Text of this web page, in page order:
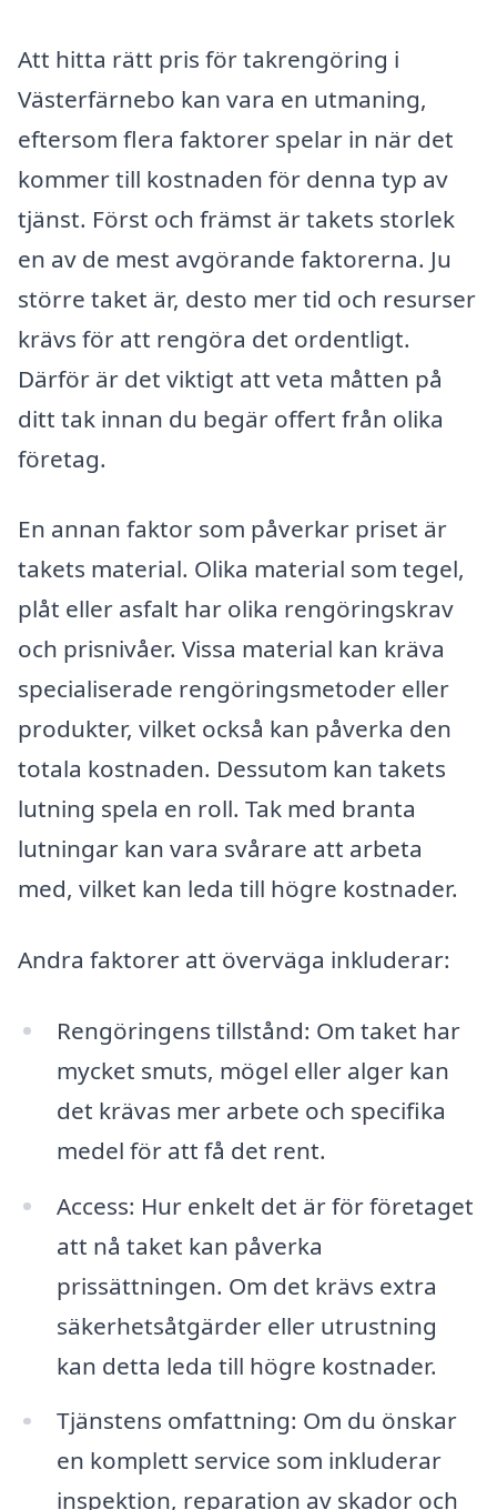
Att hitta rätt pris för takrengöring i
Västerfärnebo kan vara en utmaning,
eftersom flera faktorer spelar in när det
kommer till kostnaden för denna typ av
tjänst. Först och främst är takets storlek
en av de mest avgörande faktorerna. Ju
större taket är, desto mer tid och resurser
krävs för att rengöra det ordentligt.
Därför är det viktigt att veta måtten på
ditt tak innan du begär offert från olika
företag.
En annan faktor som påverkar priset är
takets material. Olika material som tegel,
plåt eller asfalt har olika rengöringskrav
och prisnivåer. Vissa material kan kräva
specialiserade rengöringsmetoder eller
produkter, vilket också kan påverka den
totala kostnaden. Dessutom kan takets
lutning spela en roll. Tak med branta
lutningar kan vara svårare att arbeta
med, vilket kan leda till högre kostnader.
Andra faktorer att överväga inkluderar:
Rengöringens tillstånd: Om taket har
mycket smuts, mögel eller alger kan
det krävas mer arbete och specifika
medel för att få det rent.
Access: Hur enkelt det är för företaget
att nå taket kan påverka
prissättningen. Om det krävs extra
säkerhetsåtgärder eller utrustning
kan detta leda till högre kostnader.
Tjänstens omfattning: Om du önskar
en komplett service som inkluderar
inspektion, reparation av skador och